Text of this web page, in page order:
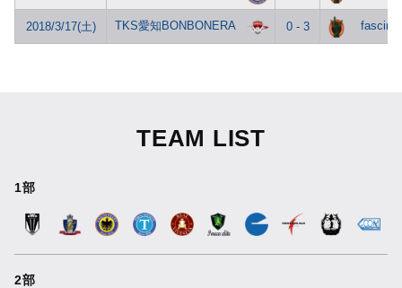
2018/3/17(土) TKS愛知BONBONERA 0 - 3 fascinar
TEAM LIST
1部
2部